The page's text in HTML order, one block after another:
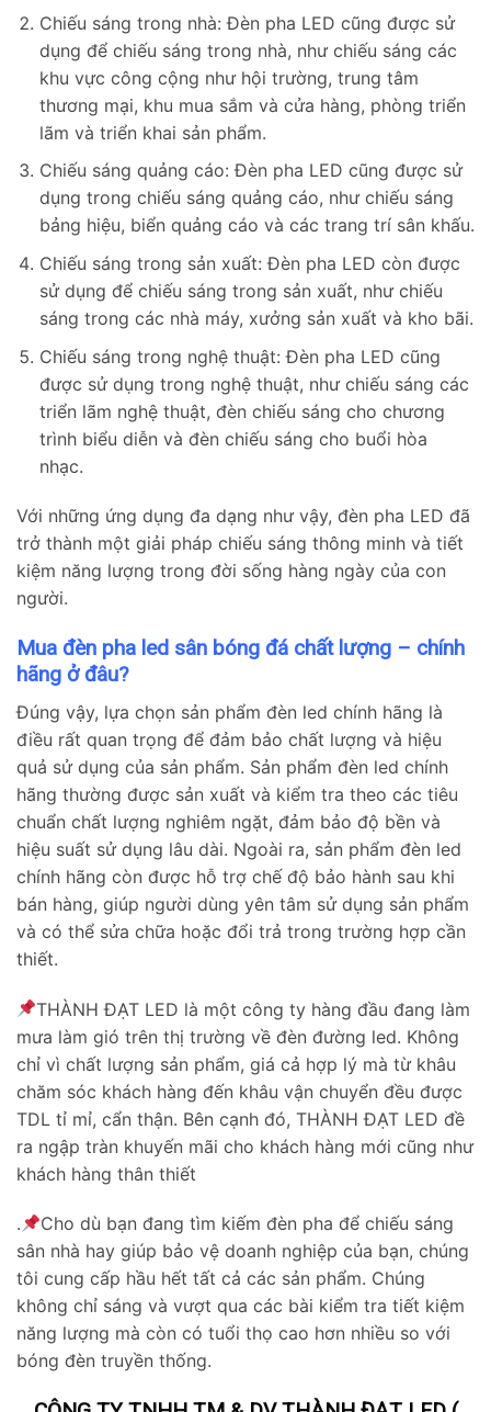
Chiếu sáng trong nhà: Đèn pha LED cũng được sử
dụng để chiếu sáng trong nhà, như chiếu sáng các
khu vực công cộng như hội trường, trung tâm
thương mại, khu mua sắm và cửa hàng, phòng triển
lãm và triển khai sản phẩm.
Chiếu sáng quảng cáo: Đèn pha LED cũng được sử
dụng trong chiếu sáng quảng cáo, như chiếu sáng
bảng hiệu, biển quảng cáo và các trang trí sân khấu.
Chiếu sáng trong sản xuất: Đèn pha LED còn được
sử dụng để chiếu sáng trong sản xuất, như chiếu
sáng trong các nhà máy, xưởng sản xuất và kho bãi.
Chiếu sáng trong nghệ thuật: Đèn pha LED cũng
được sử dụng trong nghệ thuật, như chiếu sáng các
triển lãm nghệ thuật, đèn chiếu sáng cho chương
trình biểu diễn và đèn chiếu sáng cho buổi hòa
nhạc.
Với những ứng dụng đa dạng như vậy, đèn pha LED đã
trở thành một giải pháp chiếu sáng thông minh và tiết
kiệm năng lượng trong đời sống hàng ngày của con
người.
Mua đèn pha led sân bóng đá chất lượng – chính
hãng ở đâu?
Đúng vậy, lựa chọn sản phẩm đèn led chính hãng là
điều rất quan trọng để đảm bảo chất lượng và hiệu
quả sử dụng của sản phẩm. Sản phẩm đèn led chính
hãng thường được sản xuất và kiểm tra theo các tiêu
chuẩn chất lượng nghiêm ngặt, đảm bảo độ bền và
hiệu suất sử dụng lâu dài. Ngoài ra, sản phẩm đèn led
chính hãng còn được hỗ trợ chế độ bảo hành sau khi
bán hàng, giúp người dùng yên tâm sử dụng sản phẩm
và có thể sửa chữa hoặc đổi trả trong trường hợp cần
thiết.
THÀNH ĐẠT LED là một công ty hàng đầu đang làm
mưa làm gió trên thị trường về đèn đường led. Không
chỉ vì chất lượng sản phẩm, giá cả hợp lý mà từ khâu
chăm sóc khách hàng đến khâu vận chuyển đều được
TDL tỉ mỉ, cẩn thận. Bên cạnh đó, THÀNH ĐẠT LED đề
ra ngập tràn khuyến mãi cho khách hàng mới cũng như
khách hàng thân thiết
.
Cho dù bạn đang tìm kiếm đèn pha để chiếu sáng
sân nhà hay giúp bảo vệ doanh nghiệp của bạn, chúng
tôi cung cấp hầu hết tất cả các sản phẩm. Chúng
không chỉ sáng và vượt qua các bài kiểm tra tiết kiệm
năng lượng mà còn có tuổi thọ cao hơn nhiều so với
bóng đèn truyền thống.